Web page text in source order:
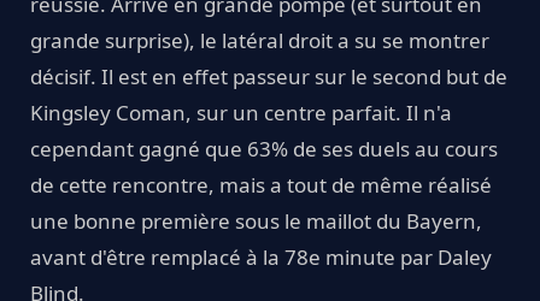
grande surprise), le latéral droit a su se montrer
décisif. Il est en effet passeur sur le second but de
Kingsley Coman, sur un centre parfait. Il n'a
cependant gagné que 63% de ses duels au cours
de cette rencontre, mais a tout de même réalisé
une bonne première sous le maillot du Bayern,
avant d'être remplacé à la 78e minute par Daley
Blind.